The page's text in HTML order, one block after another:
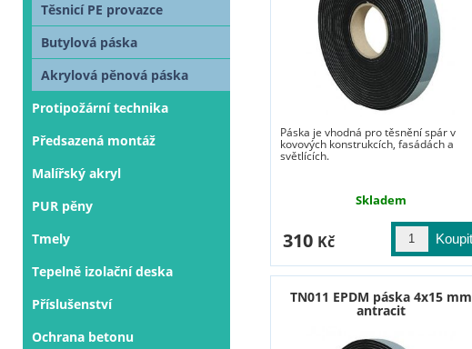
Páska je vhodná pro těsnění spár v
kovových konstrukcích, fasádách a
světlících.
Skladem
310 Kč
TN011 EPDM páska 4x15 mm
antracit
Těsnicí PE provazce
Butylová páska
Akrylová pěnová páska
Protipožární technika
Předsazená montáž
Malířský akryl
PUR pěny
Tmely
Tepelně izolační deska
Příslušenství
Ochrana betonu